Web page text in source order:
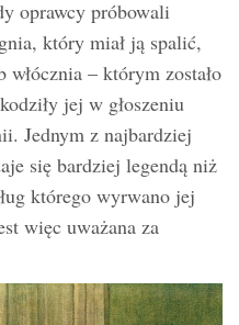
oprawcy próbowali
który miał ją spalić,
– którym zostało
jej w głoszeniu
Jednym z najbardziej
się bardziej legendą niż
którego wyrwano jej
więc uważana za